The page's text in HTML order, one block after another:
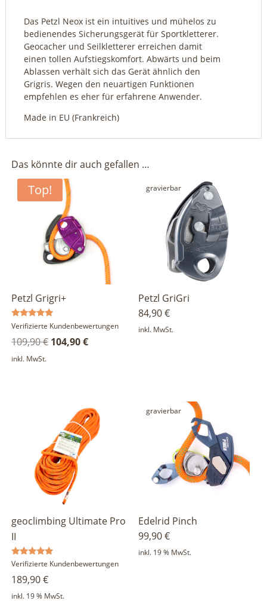
Das Petzl Neox ist ein intuitives und mühelos zu
bedienendes Sicherungsgerät für Sportkletterer.
Geocacher und Seilkletterer erreichen damit
einen tollen Aufstiegskomfort. Abwärts und beim
Ablassen verhält sich das Gerät ähnlich den
Grigris. Wegen den neuartigen Funktionen
empfehlen es eher für erfahrene Anwender.
Made in EU (Frankreich)
Das könnte dir auch gefallen …
gravierbar
Top!
Petzl Grigri+
Bewertet
5.00
von 5
Verifizierte Kundenbewertungen
109,90€ Ursprünglicher
104,90€Aktueller
inkl. MwSt.
gravierbar
Petzl GriGri
84,90€
inkl. MwSt.
geoclimbing Ultimate Pro
II
Bewertet
5.00
von 5
Verifizierte Kundenbewertungen
189,90€
inkl. 19 % MwSt.
gravierbar
Edelrid Pinch
99,90€
inkl. 19 % MwSt.